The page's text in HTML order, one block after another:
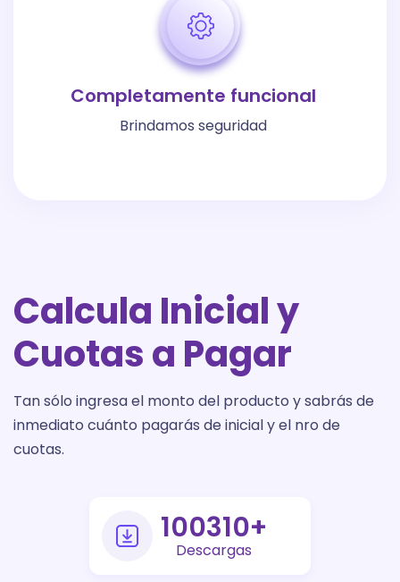
Completamente funcional
Brindamos seguridad
Calcula Inicial y
Cuotas a Pagar
Tan sólo ingresa el monto del producto y sabrás de
inmediato cuánto pagarás de inicial y el nro de
cuotas.
145000+
Descargas